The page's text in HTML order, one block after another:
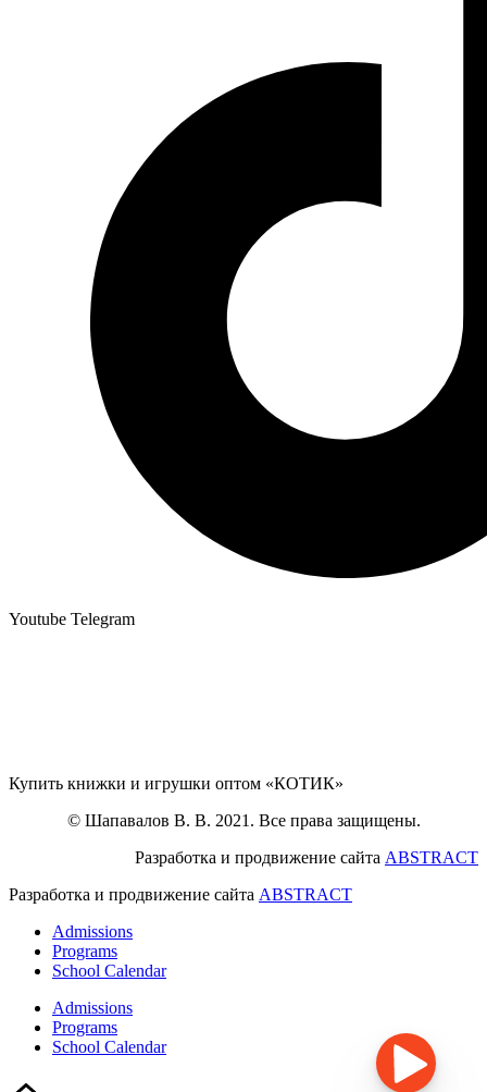
Youtube Telegram
Купить книжки и игрушки оптом «КОТИК»
© Шапавалов В. В. 2021. Все права защищены.
Разработка и продвижение сайта ABSTRACT
Разработка и продвижение сайта ABSTRACT
Admissions
Programs
School Calendar
Admissions
Programs
School Calendar